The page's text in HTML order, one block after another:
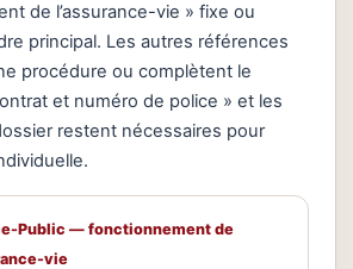
de l’assurance-vie » fixe ou
principal. Les autres références
procédure ou complètent le
et numéro de police » et les
restent nécessaires pour
Public — fonctionnement de
vie